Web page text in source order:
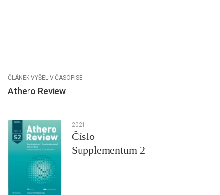
ČLÁNEK VYŠEL V ČASOPISE
Athero Review
2021
Číslo
Supplementum 2